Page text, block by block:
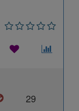
29